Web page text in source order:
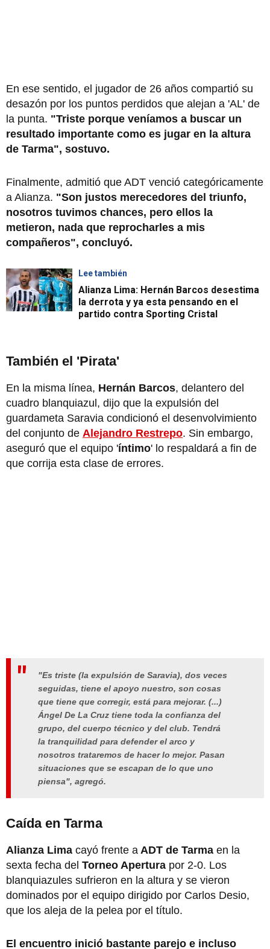
En ese sentido, el jugador de 26 años compartió su
desazón por los puntos perdidos que alejan a 'AL' de
la punta. "Triste porque veníamos a buscar un
resultado importante como es jugar en la altura
de Tarma", sostuvo.
Finalmente, admitió que ADT venció categóricamente
a Alianza. "Son justos merecedores del triunfo,
nosotros tuvimos chances, pero ellos la
metieron, nada que reprocharles a mis
compañeros", concluyó.
Lee también
Alianza Lima: Hernán Barcos desestima
la derrota y ya esta pensando en el
partido contra Sporting Cristal
También el 'Pirata'
En la misma línea, Hernán Barcos, delantero del
cuadro blanquiazul, dijo que la expulsión del
guardameta Saravia condicionó el desenvolvimiento
del conjunto de Alejandro Restrepo. Sin embargo,
aseguró que el equipo 'íntimo' lo respaldará a fin de
que corrija esta clase de errores.
"Es triste (la expulsión de Saravia), dos veces
seguidas, tiene el apoyo nuestro, son cosas
que tiene que corregir, está para mejorar. (...)
Ángel De La Cruz tiene toda la confianza del
grupo, del cuerpo técnico y del club. Tendrá
la tranquilidad para defender el arco y
nosotros trataremos de hacer lo mejor. Pasan
situaciones que se escapan de lo que uno
piensa", agregó.
Caída en Tarma
Alianza Lima cayó frente a ADT de Tarma en la
sexta fecha del Torneo Apertura por 2-0. Los
blanquiazules sufrieron en la altura y se vieron
dominados por el equipo dirigido por Carlos Desio,
que los aleja de la pelea por el título.
El encuentro inició bastante parejo e incluso